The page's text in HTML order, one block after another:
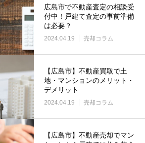
広島市で不動産査定の相談受
付中！戸建て査定の事前準備
は必要？
2024.04.19 売却コラム
【広島市】不動産買取で土
地・マンションのメリット・
デメリット
2024.04.19 売却コラム
【広島市】不動産売却でマン